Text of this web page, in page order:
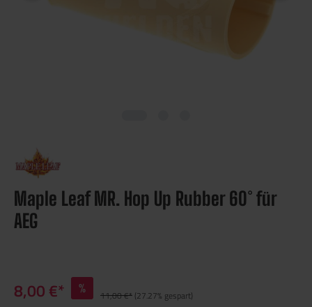
Maple Leaf MR. Hop Up Rubber 60° für
AEG
8,00 €* % 11,00 €* (27.27% gespart)